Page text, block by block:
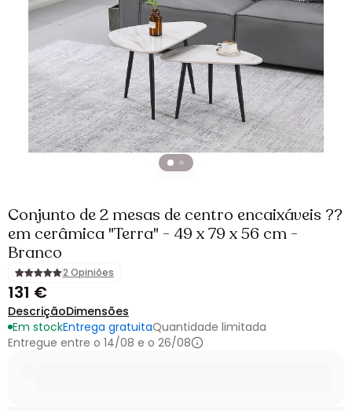
Conjunto de 2 mesas de centro encaixáveis ??
em cerâmica "Terra" - 49 x 79 x 56 cm -
Branco
2 Opiniões
131 €
DescriçãoDimensões
Em stockEntrega gratuitaQuantidade limitada
Entregue entre o 14/08 e o 26/08